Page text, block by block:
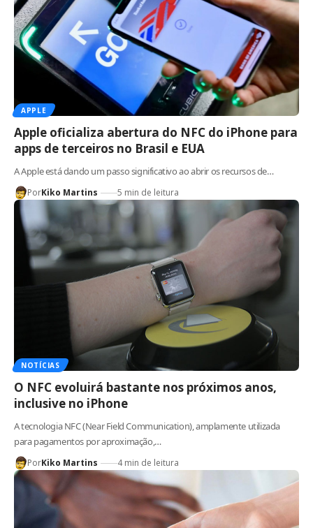
APPLE
Apple oficializa abertura do NFC do iPhone para
apps de terceiros no Brasil e EUA
A Apple está dando um passo significativo ao abrir os recursos de…
PorKiko Martins 5 min de leitura
NOTÍCIAS
O NFC evoluirá bastante nos próximos anos,
inclusive no iPhone
A tecnologia NFC (Near Field Communication), amplamente utilizada
para pagamentos por aproximação,…
PorKiko Martins 4 min de leitura